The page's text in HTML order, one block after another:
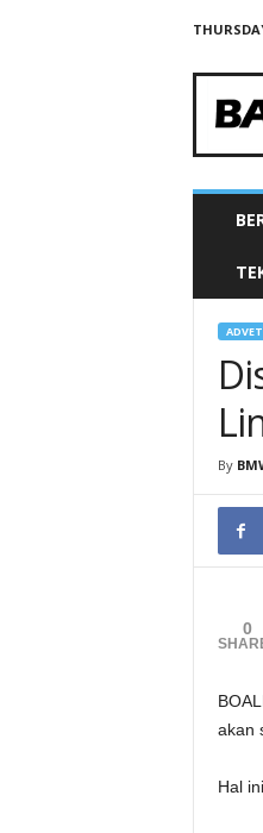
A
M
By
0
akan
Hal